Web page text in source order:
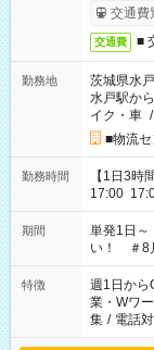
交通費
交通費 ■
勤務地
茨城県水
水戸駅か
イク・車 /
■物流
勤務時間
【1日3時間～も相談
17:00 17:00～
お気軽に
期間
単発1日
い！ ＃8
特徴 週1日から
業・Wワ
集 / 電話